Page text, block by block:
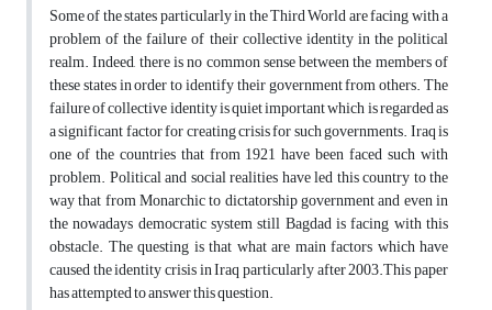
Some of the states particularly in the Third World are facing with a
problem of the failure of their collective identity in the political
realm. Indeed, there is no common sense between the members of
these states in order to identify their government from others. The
failure of collective identity is quiet important which is regarded as
a significant factor for creating crisis for such governments. Iraq is
one of the countries that from 1921 have been faced such with
problem. Political and social realities have led this country to the
way that from Monarchic to dictatorship government and even in
the nowadays democratic system still Bagdad is facing with this
obstacle. The questing is that what are main factors which have
caused the identity crisis in Iraq particularly after 2003.This paper
has attempted to answer this question.